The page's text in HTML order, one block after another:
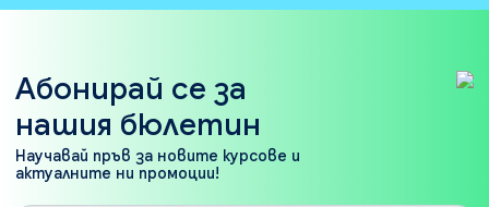
Абонирай се за
нашия бюлетин
Научавай пръв за новите курсове и
актуалните ни промоции!